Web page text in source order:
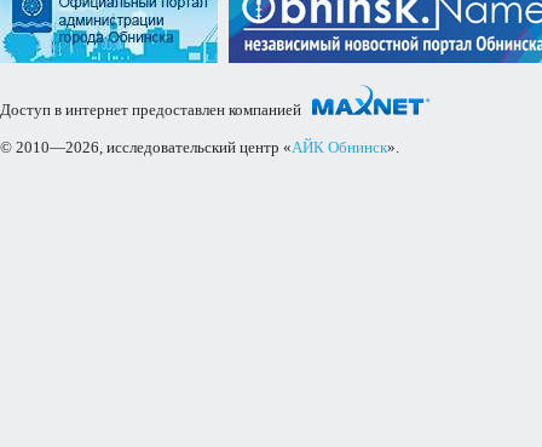
Доступ в интернет предоставлен компанией
© 2010—2026, исследовательский центр «АЙК Обнинск».